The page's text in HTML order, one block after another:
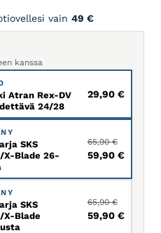
vain 49 €
kanssa
Atran Rex-DV
24/28
29,90 €
SKS
X-Blade 26-
65,90€
Alkuperäinen
59,90 €
SKS
X-Blade
65,90€
Alkuperäinen
59,90 €